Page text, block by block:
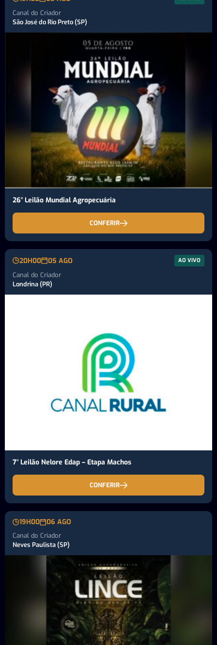
Canal do Criador
São José do Rio Preto (SP)
26° Leilão Mundial Agropecuária
CONFERIR
20H00 05 AGO AO VIVO
Canal do Criador
Londrina (PR)
7° Leilão Nelore Edap – Etapa Machos
CONFERIR
19H00 06 AGO
Canal do Criador
Neves Paulista (SP)